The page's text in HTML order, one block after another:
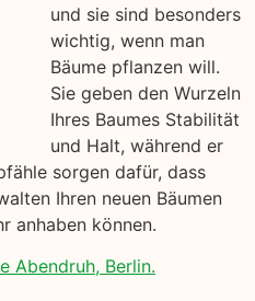
und sie sind besonders
wichtig, wenn man
Bäume pflanzen will.
Sie geben den Wurzeln
Ihres Baumes Stabilität
und Halt, während er
sorgen dafür, dass
Ihren neuen Bäumen
anhaben können.
Abendruh, Berlin.